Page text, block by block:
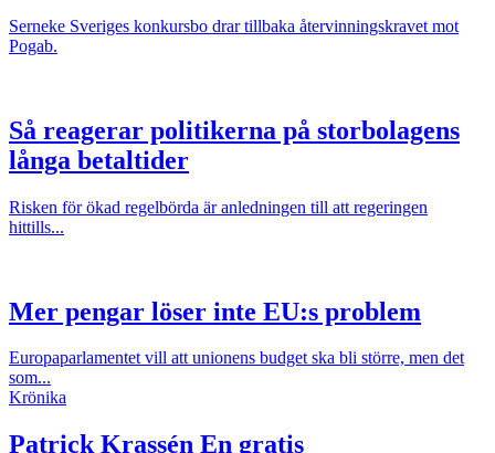
Serneke Sveriges konkursbo drar tillbaka återvinningskravet mot
Pogab.
Så reagerar politikerna på storbolagens
långa betaltider
Risken för ökad regelbörda är anledningen till att regeringen
hittills...
Mer pengar löser inte EU:s problem
Europaparlamentet vill att unionens budget ska bli större, men det
som...
Krönika
Patrick Krassén En gratis